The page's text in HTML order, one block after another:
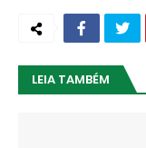
LEIA TAMBÉM